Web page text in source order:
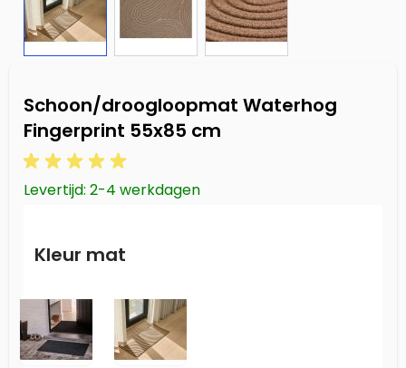
Schoon/droogloopmat Waterhog
Fingerprint 55x85 cm
Levertijd: 2-4 werkdagen
Kleur mat
Antraciet Camel